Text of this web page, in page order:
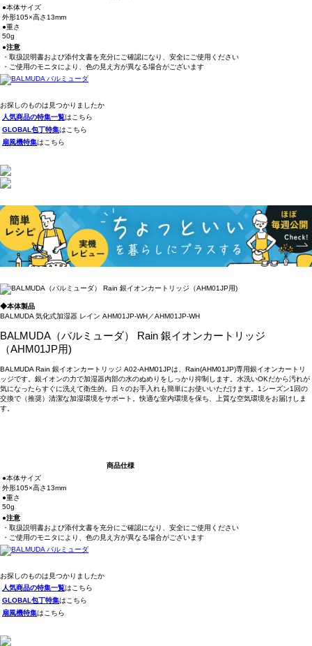
●本体サイズ
外形105×高さ13mm
●重さ
50g
●注意
・取扱説明書および添付文書を充分にご確認になり、安全にご使用ください
・ご使用のモニタにより、色の見え方が異なる場合がございます
お探しのものは見つかりましたか
人気商品の特集一覧はこちら
GLOBAL包丁特集はこちら
扇風機特集はこちら
◆本体製品
BALMUDA 気化式加湿器 レイン AHM01JP-WH／AHM01JP-WH
BALMUDA（バルミューダ） Rain 銀イオンカートリッジ
（AHM01JP用)
BALMUDA Rain 銀イオンカートリッジ A02-AHM01JPは、Rain(AHM01JP)専用銀イオンカートリ
ッジです。銀イオンの力で加湿器内部の水のぬめりをしっかり抑制します。水洗いOKだから汚れが
気になったらすぐに洗えて衛生的。日々のお手入れも簡単にお使いいただけます。1シーズン1回の
交換で（推奨）清潔な加湿環境をサポート。快適な室内環境を保ち、上質な空気環境をお届けしま
す。
商品仕様
●本体サイズ
外形105×高さ13mm
●重さ
50g
●注意
・取扱説明書および添付文書を充分にご確認になり、安全にご使用ください
・ご使用のモニタにより、色の見え方が異なる場合がございます
お探しのものは見つかりましたか
人気商品の特集一覧はこちら
GLOBAL包丁特集はこちら
扇風機特集はこちら